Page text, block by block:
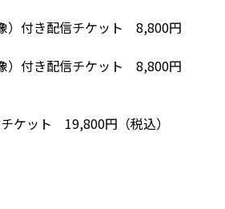
）付き配信チケット 8,800円
）付き配信チケット 8,800円
ケット 19,800円（税込）